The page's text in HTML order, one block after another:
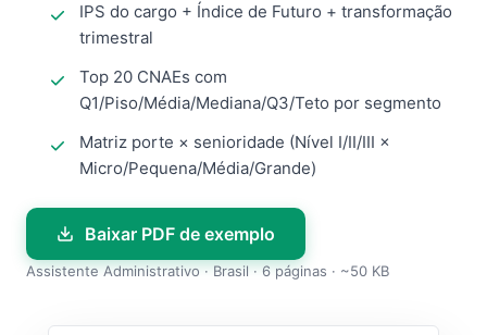
IPS do cargo + Índice de Futuro + transformação
trimestral
Top 20 CNAEs com
Q1/Piso/Média/Mediana/Q3/Teto por segmento
Matriz porte × senioridade (Nível I/II/III ×
Micro/Pequena/Média/Grande)
Baixar PDF de exemplo
Assistente Administrativo · Brasil · 6 páginas · ~50 KB